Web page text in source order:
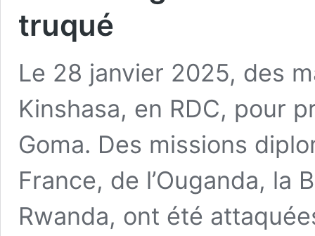
truqué
Le 28 janvier 2025, des
Kinshasa, en RDC, pour
Goma. Des missions
France, de l’Ouganda, la
Rwanda, ont été